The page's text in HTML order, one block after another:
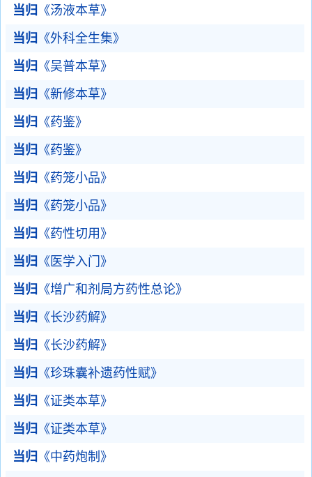
当归 《汤液本草》
当归 《外科全生集》
当归 《吴普本草》
当归 《新修本草》
当归 《药鉴》
当归 《药鉴》
当归 《药笼小品》
当归 《药笼小品》
当归 《药性切用》
当归 《医学入门》
当归 《增广和剂局方药性总论》
当归 《长沙药解》
当归 《长沙药解》
当归 《珍珠囊补遗药性赋》
当归 《证类本草》
当归 《证类本草》
当归 《中药炮制》